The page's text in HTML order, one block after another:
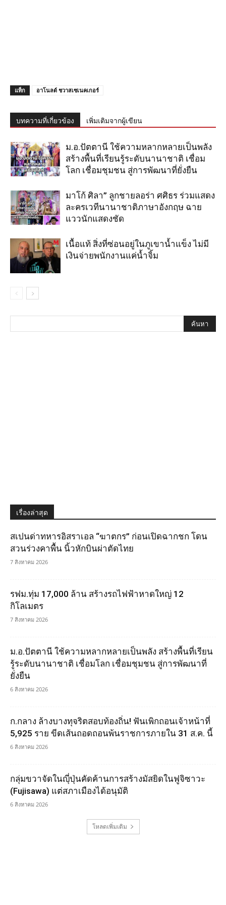
แท็ก อาโนลด์ ชวาสเซเนคเกอร์
บทความที่เกี่ยวข้อง เพิ่มเติมจากผู้เขียน
ม.อ.ปัตตานี ใช้ความหลากหลายเป็นพลัง
สร้างพื้นที่เรียนรู้ระดับนานาชาติ เชื่อม
โลก เชื่อมชุมชน สู่การพัฒนาที่ยั่งยืน
มาโก้ ศิลา” ลูกชายลอร่า ศศิธร ร่วมแสดง
ละครเวทีนานาชาติภาษาอังกฤษ ฉาย
แววนักแสดงชัด
เนื้อแท้ สิ่งที่ซ่อนอยู่ในภูเขาน้ำแข็ง ไม่มี
เงินจ่ายพนักงานแค่น้ำจิ้ม
เรื่องล่าสุด
สเปนด่าทหารอิสราเอล “ฆาตกร” ก่อนเปิดฉากชก โดน
สวนร่วงคาพื้น นิ้วหักบินผ่าตัดไทย
7 สิงหาคม 2026
รฟม.ทุ่ม 17,000 ล้าน สร้างรถไฟฟ้าหาดใหญ่ 12
กิโลเมตร
7 สิงหาคม 2026
ม.อ.ปัตตานี ใช้ความหลากหลายเป็นพลัง สร้างพื้นที่เรียน
รู้ระดับนานาชาติ เชื่อมโลก เชื่อมชุมชน สู่การพัฒนาที่
ยั่งยืน
6 สิงหาคม 2026
ก.กลาง ล้างบางทุจริตสอบท้องถิ่น! ฟันเพิกถอนเจ้าหน้าที่
5,925 ราย ขีดเส้นถอดถอนพ้นราชการภายใน 31 ส.ค. นี้
6 สิงหาคม 2026
กลุ่มขวาจัดในญุี่ปุ่นคัดค้านการสร้างมัสยิดในฟูจิซาวะ
(Fujisawa) แต่สภาเมืองได้อนุมัติ
6 สิงหาคม 2026
โหลดเพิ่มเติม